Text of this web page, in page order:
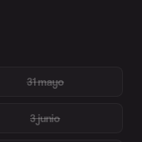
31 mayo
3 junio